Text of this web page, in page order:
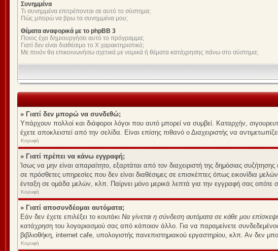
Συνημμένα
Τι συνημμένα επιτρέπονται σε αυτό το σύστημα;
Πώς μπορώ να βρω τα συνημμένα μου;
Θέματα αναφορικά με το phpBB 3
Ποιος έχει δημιουργήσει αυτό το πρόγραμμα;
Γιατί δεν είναι διαθέσιμο το Χ χαρακτηριστικό;
Με ποιόν θα επικοινωνήσω σχετικά με νομικά ή θέματα κατάχρησης πάνω στο σύστημα;
» Γιατί δεν μπορώ να συνδεθώ;
Υπάρχουν πολλοί και διάφοροι λόγοι που αυτό μπορεί να συμβεί. Καταρχήν,
έχετε αποκλειστεί από την σελίδα. Είναι επίσης πιθανό ο Διαχειριστής να
Κορυφή
» Γιατί πρέπει να κάνω εγγραφή;
Ίσως να μην είναι απαραίτητο, εξαρτάται από τον διαχειριστή της δημόσιας
σε πρόσθετες υπηρεσίες που δεν είναι διαθέσιμες σε επισκέπτες όπως εικονίδια
ένταξη σε ομάδα μελών, κλπ. Παίρνει μόνο μερικά λεπτά για την εγγραφή σας οπότε
Κορυφή
» Γιατί αποσυνδέομαι αυτόματα;
Εάν δεν έχετε επιλέξει το κουτάκι Να γίνεται η σύνδεση αυτόματα σε κάθε μου
κατάχρηση του λογαριασμού σας από κάποιον άλλο. Για να παραμείνετε
βιβλιοθήκη, internet cafe, υπολογιστής πανεπιστημιακού εργαστηρίου, κλπ. Αν δεν
Κορυφή